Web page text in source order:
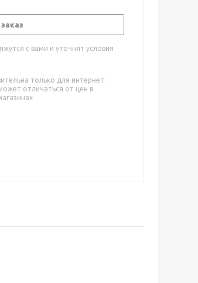
с вами и уточнят условия
только для интернет-
отличаться от цен в